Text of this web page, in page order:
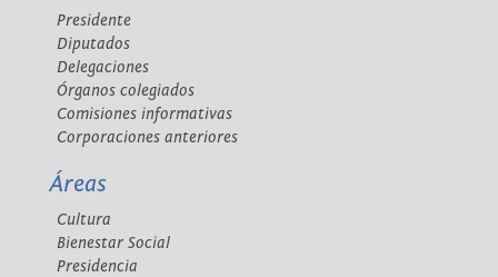
Presidente
Diputados
Delegaciones
Órganos colegiados
Comisiones informativas
Corporaciones anteriores
Áreas
Cultura
Bienestar Social
Presidencia